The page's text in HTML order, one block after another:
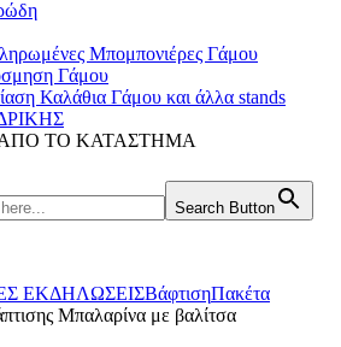
Μπομπονιέρες Γάμου
Γάμου
Καλάθια Γάμου και άλλα stands
ΤΟ ΚΑΤΑΣΤΗΜΑ
Search Button
ΕΚΔΗΛΩΣΕΙΣΒάφτισηΠακέτα
Μπαλαρίνα με βαλίτσα